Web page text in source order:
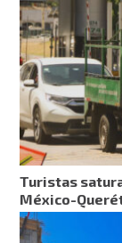
Turistas
México-